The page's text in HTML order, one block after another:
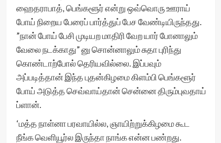
ஹைதராபாத், பெங்களூர் என்று ஒவ்வொரு ஊராய்
போய் நிறைய பேரைப் பார்த்துப் பேச வேண்டியிருந்தது.
”நான் போய் பேசி முடியற மாதிரி வேற யார் போனாலும்
வேலை நடக்காது” னு சொன்னாலும் சுதா புரிந்து
கொண்டாற்போல் தெரியவில்லை. இப்பவும்
அப்படித்தான் இந்த புதன்கிழமை கிளம்பி பெங்களூர்
போய் அடுத்த செவ்வாய்தான் சென்னை திரும்புவதாய்
ப்ளான்.
‘மத்த நாள்னா பரவாயில்ல, ஞாயிற்றுக்கிழமை கூட
நீங்க வெளியூர்ல இருந்தா நாங்க என்ன பண்றது.